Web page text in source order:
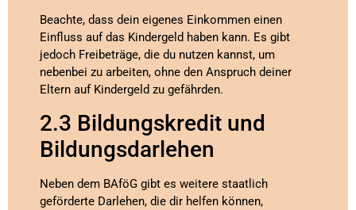
Beachte, dass dein eigenes Einkommen einen
Einfluss auf das Kindergeld haben kann. Es gibt
jedoch Freibeträge, die du nutzen kannst, um
nebenbei zu arbeiten, ohne den Anspruch deiner
Eltern auf Kindergeld zu gefährden.
2.3 Bildungskredit und
Bildungsdarlehen
Neben dem BAföG gibt es weitere staatlich
geförderte Darlehen, die dir helfen können,